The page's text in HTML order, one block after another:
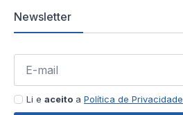
Newsletter
Li e aceito a Política de Privacidade